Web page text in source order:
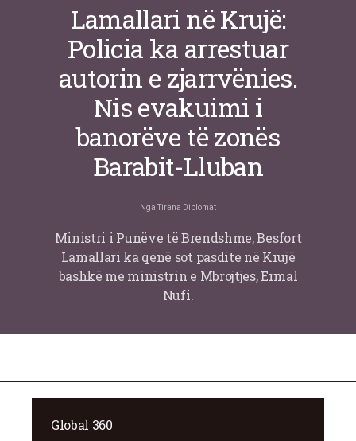
Lamallari në Krujë:
Policia ka arrestuar
autorin e zjarrvënies.
Nis evakuimi i
banorëve të zonës
Barabit-Lluban
Nga Tirana Diplomat
Ministri i Punëve të Brendshme, Besfort
Lamallari ka qenë sot pasdite në Krujë
bashkë me ministrin e Mbrojtjes, Ermal
Nufi.
Global 360